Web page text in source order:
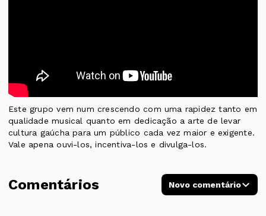
Este grupo vem num crescendo com uma rapidez tanto em
qualidade musical quanto em dedicação a arte de levar
cultura gaúcha para um público cada vez maior e exigente.
Vale apena ouvi-los, incentiva-los e divulga-los.
Comentários Novo comentário